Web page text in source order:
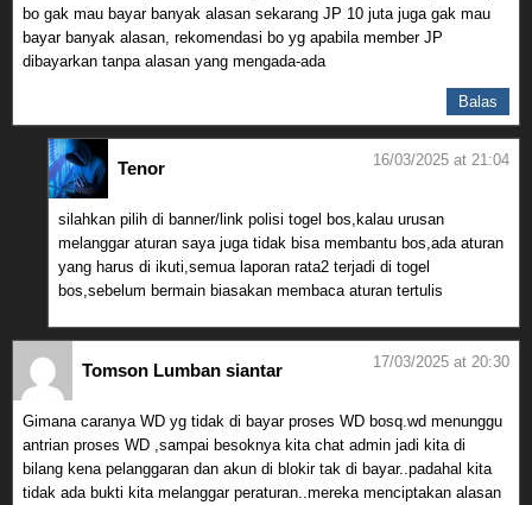
bo gak mau bayar banyak alasan sekarang JP 10 juta juga gak mau
bayar banyak alasan, rekomendasi bo yg apabila member JP
dibayarkan tanpa alasan yang mengada-ada
Balas
Tenor 16/03/2025 at 21:04
silahkan pilih di banner/link polisi togel bos,kalau urusan
melanggar aturan saya juga tidak bisa membantu bos,ada aturan
yang harus di ikuti,semua laporan rata2 terjadi di togel
bos,sebelum bermain biasakan membaca aturan tertulis
Tomson Lumban siantar 17/03/2025 at 20:30
Gimana caranya WD yg tidak di bayar proses WD bosq.wd menunggu
antrian proses WD ,sampai besoknya kita chat admin jadi kita di
bilang kena pelanggaran dan akun di blokir tak di bayar..padahal kita
tidak ada bukti kita melanggar peraturan..mereka menciptakan alasan